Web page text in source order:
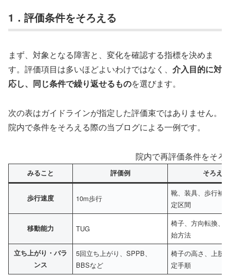
1．評価条件をそろえる
まず、対象となる障害と、変化を確認する指標を決めま
す。評価項目は多いほどよいわけではなく、 介入目的に対
応し、同じ条件で繰り返せるものを選びます。
次の表はガイドラインが指定した評価束ではありません。
院内で条件をそろえる際の当ブログによる一例です。
院内で再評価条件をそろ
みること 評価例 そろえ
歩行速度 10m歩行
靴、装具、歩行補
定区間
移動能力 TUG
椅子、方向転換、
始方法
立ち上がり・バラ
ンス
5回立ち上がり、SPPB、
BBSなど
椅子の高さ、上肢
定手順